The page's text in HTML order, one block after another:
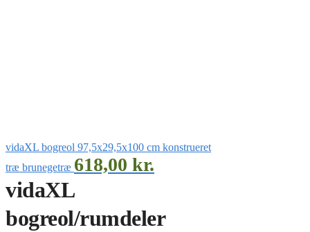
vidaXL bogreol 97,5x29,5x100 cm konstrueret
træ brunegetræ 618,00 kr.
vidaXL
bogreol/rumdeler